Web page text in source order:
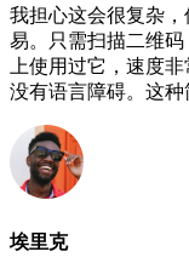
我担心这会很复杂，
易。只需扫描二维
上使用过它，速度
没有语言障碍。这种
埃里克